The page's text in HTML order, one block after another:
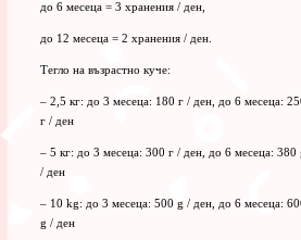
до 6 месеца = 3 хранения / ден,
до 12 месеца = 2 хранения / ден.
Тегло на възрастно куче:
– 2,5 кг: до 3 месеца: 180 г / ден, до 6 месеца:
г / ден
– 5 кг: до 3 месеца: 300 г / ден, до 6 месеца:
/ ден
– 10 kg: до 3 месеца: 500 g / ден, до 6 месеца:
g / ден